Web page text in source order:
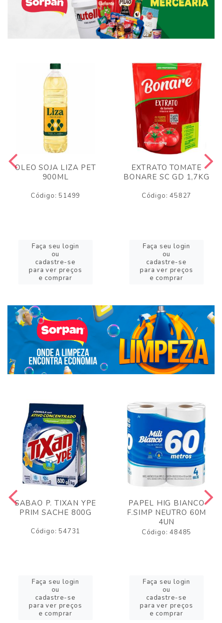
OLEO SOJA LIZA PET
900ML
Código: 51499
Faça seu login
ou
cadastre-se
para ver preços
e comprar
EXTRATO TOMATE
BONARE SC GD 1,7KG
Código: 45827
Faça seu login
ou
cadastre-se
para ver preços
e comprar
SABAO P. TIXAN YPE
PRIM SACHE 800G
Código: 54731
Faça seu login
ou
cadastre-se
para ver preços
e comprar
PAPEL HIG BIANCO
F.SIMP NEUTRO 60M
4UN
Código: 48485
Faça seu login
ou
cadastre-se
para ver preços
e comprar